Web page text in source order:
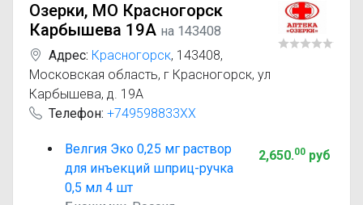
Озерки, МО Красногорск
Карбышева 19А на 143408
Адрес: Красногорск, 143408,
Московская область, г Красногорск, ул
Карбышева, д. 19А
Телефон: +749598833XX
Велгия Эко 0,25 мг раствор
для инъекций шприц-ручка
0,5 мл 4 шт
2,650.00руб